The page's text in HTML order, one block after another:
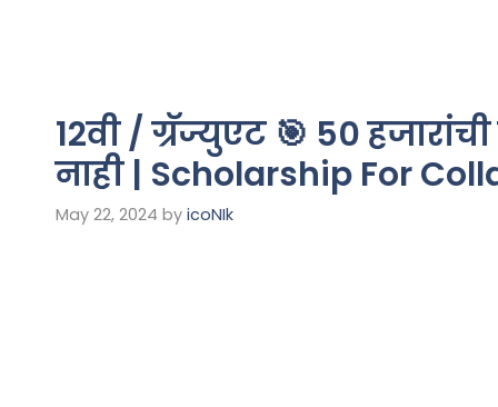
12वी / ग्रॅज्युएट 🎯 50 हजारांची
नाही | Scholarship For
May 22, 2024 by icoNIk